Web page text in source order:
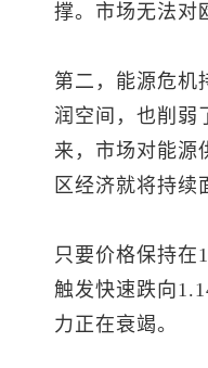
撑。市场无法对
第二，能源危机
润空间，也削弱
来，市场对能源
区经济就将持续
只要价格保持在
触发快速跌向
力正在衰竭。